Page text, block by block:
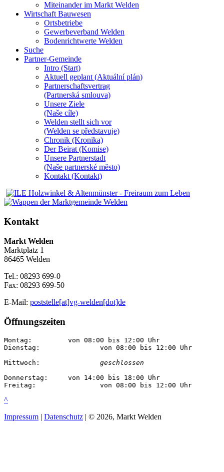
Miteinander im Markt Welden
Wirtschaft Bauwesen
Ortsbetriebe
Gewerbeverband Welden
Bodenrichtwerte Welden
Suche
Partner-Gemeinde
Intro (Start)
Aktuell geplant (Aktuální plán)
Partnerschaftsvertrag
(Partnerská smlouva)
Unsere Ziele
(Naše cíle)
Welden stellt sich vor
(Welden se představuje)
Chronik (Kronika)
Der Beirat (Komise)
Unsere Partnerstadt
(Naše partnerské mĕsto)
Kontakt (Kontakt)
Kontakt
Markt Welden
Marktplatz 1
86465 Welden
Tel.: 08293 699-0
Fax: 08293 699-50
E-Mail: poststelle[at]vg-welden[dot]de
Öffnungszeiten
Montag:		von 08:00 bis 12:00 Uhr
Dienstag:		von 08:00 bis 12:00 Uhr
geschlossen
Donnerstag:	von 14:00 bis 18:00 Uhr
Freitag:		von 08:00 bis 12:00 Uhr
^
Impressum | Datenschutz | © 2026, Markt Welden